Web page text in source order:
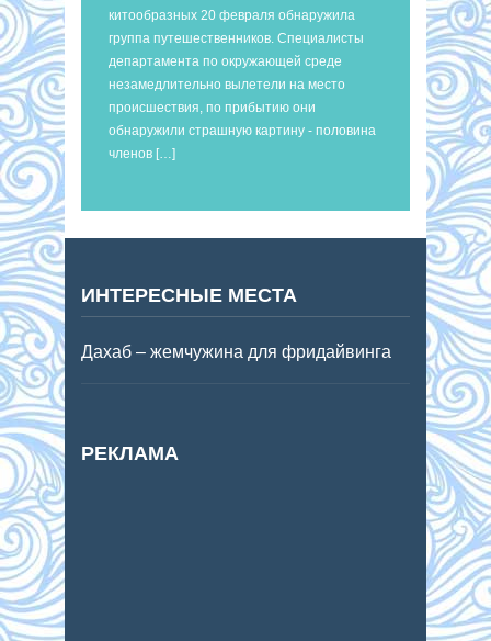
китообразных 20 февраля обнаружила
группа путешественников. Специалисты
департамента по окружающей среде
незамедлительно вылетели на место
происшествия, по прибытию они
обнаружили страшную картину - половина
членов […]
ИНТЕРЕСНЫЕ МЕСТА
Дахаб – жемчужина для фридайвинга
РЕКЛАМА